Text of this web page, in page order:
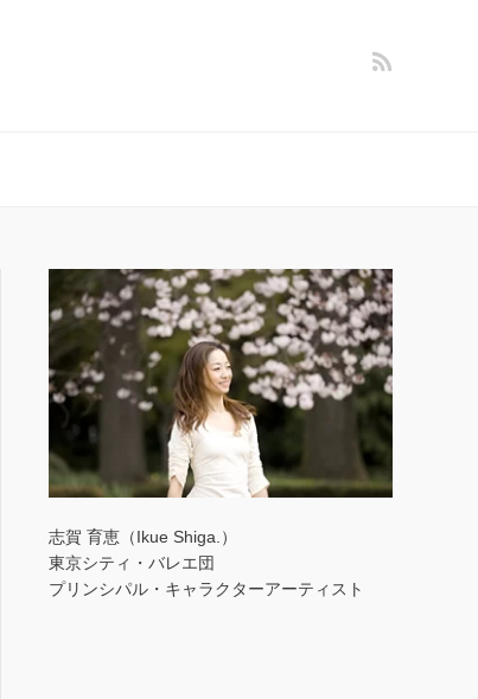
志賀 育恵（Ikue Shiga.）
東京シティ・バレエ団
プリンシパル・キャラクターアーティスト